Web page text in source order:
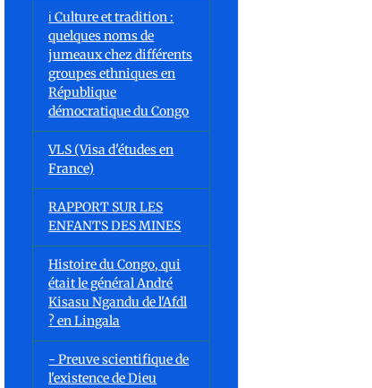
ℹ️ Culture et tradition :
quelques noms de
jumeaux chez différents
groupes ethniques en
République
démocratique du Congo
VLS (Visa d'études en
France)
RAPPORT SUR LES
ENFANTS DES MINES
Histoire du Congo, qui
était le général André
Kisasu Ngandu de l'Afdl
? en Lingala
- Preuve scientifique de
l'existence de Dieu